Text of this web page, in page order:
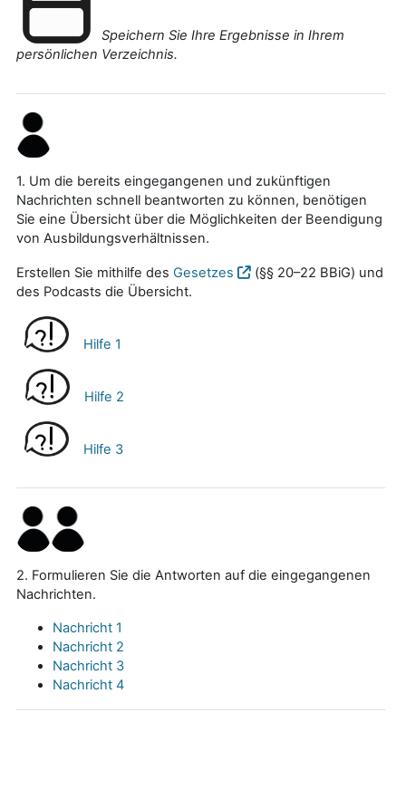
Speichern Sie Ihre Ergebnisse in Ihrem
persönlichen Verzeichnis.
1. Um die bereits eingegangenen und zukünftigen
Nachrichten schnell beantworten zu können, benötigen
Sie eine Übersicht über die Möglichkeiten der Beendigung
von Ausbildungsverhältnissen.
Erstellen Sie mithilfe des Gesetzes
(§§ 20–22 BBiG) und
des Podcasts die Übersicht.
Hilfe 1
Hilfe 2
Hilfe 3
2. Formulieren Sie die Antworten auf die eingegangenen
Nachrichten.
Nachricht 1
Nachricht 2
Nachricht 3
Nachricht 4